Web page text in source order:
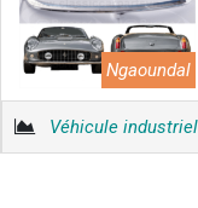
Ngaoundal
Véhicule